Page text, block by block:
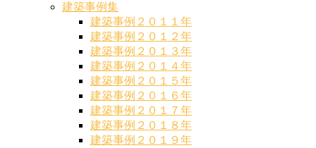
建築事例集
建築事例２０１１年
建築事例２０１２年
建築事例２０１３年
建築事例２０１４年
建築事例２０１５年
建築事例２０１６年
建築事例２０１７年
建築事例２０１８年
建築事例２０１９年